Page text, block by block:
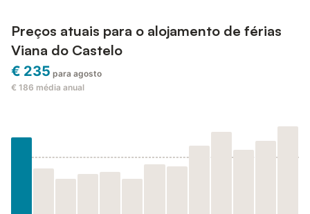
Preços atuais para o alojamento de férias
Viana do Castelo
€ 235 para agosto
€ 186 média anual